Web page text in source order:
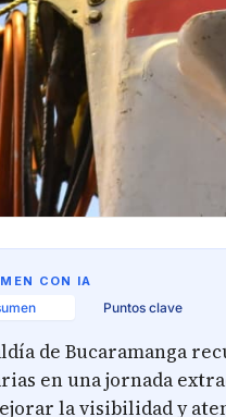
CON IA
Puntos clave
de Bucaramanga
en una jornada
la visibilidad y